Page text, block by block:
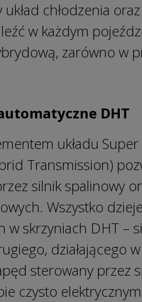
układ chłodzenia
w każdym
zarówno w
DHT
układu
Transmission)
silnik spalinowy
Wszystko
w skrzyniach DHT –
działającego
sterowany przez
czysto